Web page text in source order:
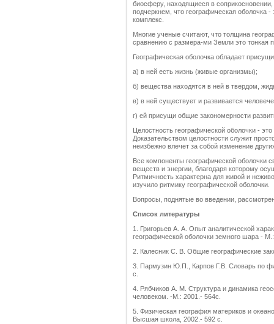
биосферу, находящиеся в
подчеркнем, что географическая
комплекс.
Многие ученые считают, что толщина
сравнению с размера-ми Земли это тонкая
Географическая оболочка обладает
а) в ней есть жизнь (живые организмы);
б) вещества находятся в ней в твердом,
в) в ней существует и развивается
г) ей присущи общие закономерности
Целостность географической оболочки -
Доказательством целостности служит
неизбежно влечет за собой изменение
Все компоненты географической оболочки
веществ и энергии, благодаря которому
Ритмичность характерна для живой и
изучило ритмику географической оболочки.
Вопросы, поднятые во введении,
Список литературы
1. Григорьев А. А. Опыт аналитической
географической оболочки земного шара -
2. Калесник С. В. Общие географические
3. Пармузин Ю.П., Карпов Г.В. Словарь по
с.
4. Рябчиков А. М. Структура и динамика
человеком. -М.: 2001.- 564с.
5. Физическая география материков и
Высшая школа, 2002.- 592 с.